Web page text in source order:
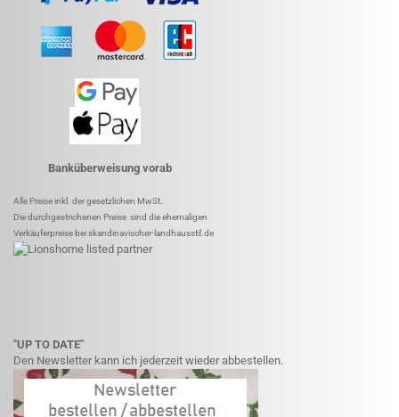
Banküberweisung vorab
Alle Preise inkl. der gesetzlichen MwSt.
Die durchgestrichenen Preise sind die ehemaligen
Verkäuferpreise bei skandinavischer-landhausstil.de
"UP TO DATE"
Den Newsletter kann ich jederzeit wieder abbestellen.